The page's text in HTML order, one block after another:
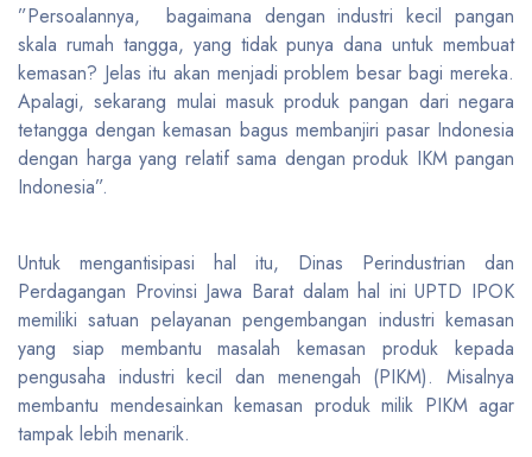
”Persoalannya, bagaimana dengan industri kecil pangan
skala rumah tangga, yang tidak punya dana untuk membuat
kemasan? Jelas itu akan menjadi problem besar bagi mereka.
Apalagi, sekarang mulai masuk produk pangan dari negara
tetangga dengan kemasan bagus membanjiri pasar Indonesia
dengan harga yang relatif sama dengan produk IKM pangan
Indonesia”.
Untuk mengantisipasi hal itu, Dinas Perindustrian dan
Perdagangan Provinsi Jawa Barat dalam hal ini UPTD IPOK
memiliki satuan pelayanan pengembangan industri kemasan
yang siap membantu masalah kemasan produk kepada
pengusaha industri kecil dan menengah (PIKM). Misalnya
membantu mendesainkan kemasan produk milik PIKM agar
tampak lebih menarik.